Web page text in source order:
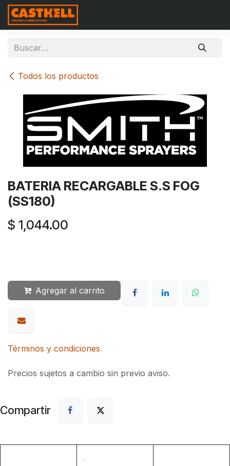
Ir al contenido
Todos los productos
BATERIA RECARGABLE S.S FOG
(SS180)
$ 1,044.00
Agregar al carrito
Términos y condiciones
Precios sujetos a cambio sin previo aviso.
Compartir
.